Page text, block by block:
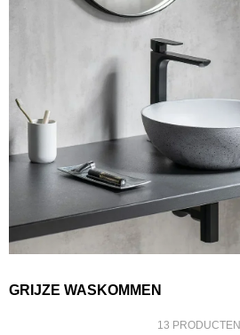
GRIJZE WASKOMMEN
13 PRODUCTEN